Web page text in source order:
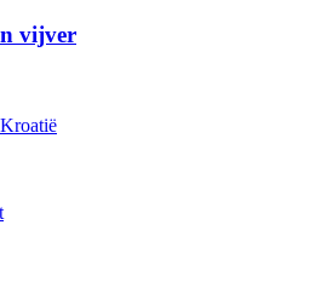
vijver